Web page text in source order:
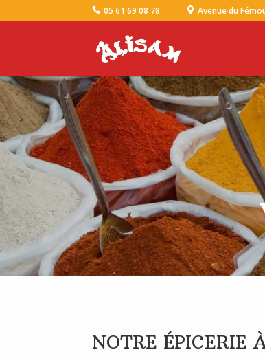
05 61 69 08 78 Avenue du
NOTRE ÉPICERIE